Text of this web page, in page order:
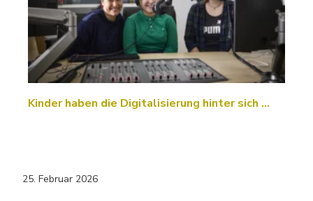
Kinder haben die Digitalisierung hinter sich …
25. Februar 2026